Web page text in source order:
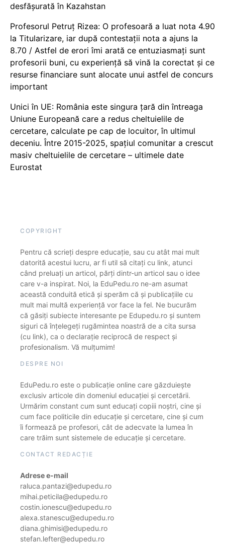
desfășurată în Kazahstan
Profesorul Petruț Rizea: O profesoară a luat nota 4.90
la Titularizare, iar după contestații nota a ajuns la
8.70 / Astfel de erori îmi arată ce entuziasmați sunt
profesorii buni, cu experiență să vină la corectat și ce
resurse financiare sunt alocate unui astfel de concurs
important
Unici în UE: România este singura țară din întreaga
Uniune Europeană care a redus cheltuielile de
cercetare, calculate pe cap de locuitor, în ultimul
deceniu. Între 2015-2025, spațiul comunitar a crescut
masiv cheltuielile de cercetare – ultimele date
Eurostat
COPYRIGHT
Pentru că scrieți despre educație, sau cu atât mai mult
datorită acestui lucru, ar fi util să citați cu link, atunci
când preluați un articol, părți dintr-un articol sau o idee
care v-a inspirat. Noi, la EduPedu.ro ne-am asumat
această conduită etică și sperăm că și publicațiile cu
mult mai multă experiență vor face la fel. Ne bucurăm
că găsiți subiecte interesante pe Edupedu.ro și suntem
siguri că înțelegeți rugămintea noastră de a cita sursa
(cu link), ca o declarație reciprocă de respect și
profesionalism. Vă mulțumim!
DESPRE NOI
EduPedu.ro este o publicație online care găzduiește
exclusiv articole din domeniul educației și cercetării.
Urmărim constant cum sunt educați copiii noștri, cine și
cum face politicile din educație și cercetare, cine și cum
îi formează pe profesori, cât de adecvate la lumea în
care trăim sunt sistemele de educație și cercetare.
CONTACT REDACȚIE
Adrese e-mail
raluca.pantazi@edupedu.ro
mihai.peticila@edupedu.ro
costin.ionescu@edupedu.ro
alexa.stanescu@edupedu.ro
diana.ghimisi@edupedu.ro
stefan.lefter@edupedu.ro